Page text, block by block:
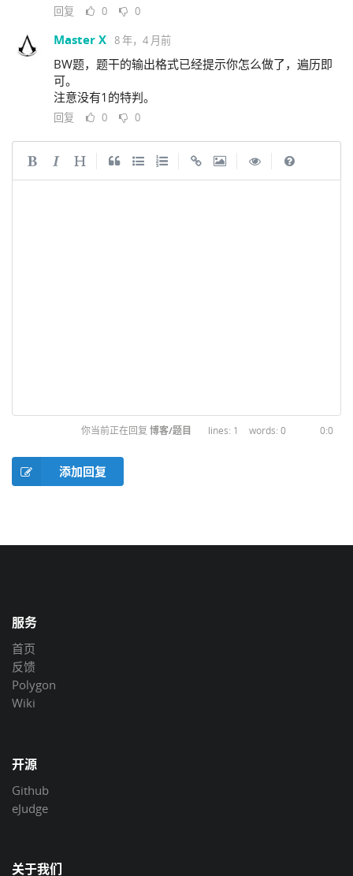
回复 0 0
Master X 8 年，4 月前
BW题，题干的输出格式已经提示你怎么做了，遍历即
可。
注意没有1的特判。
回复 0 0
你当前正在回复 博客/题目 1 0 0:0
添加回复
服务
首页
反馈
Polygon
Wiki
开源
Github
eJudge
关于我们